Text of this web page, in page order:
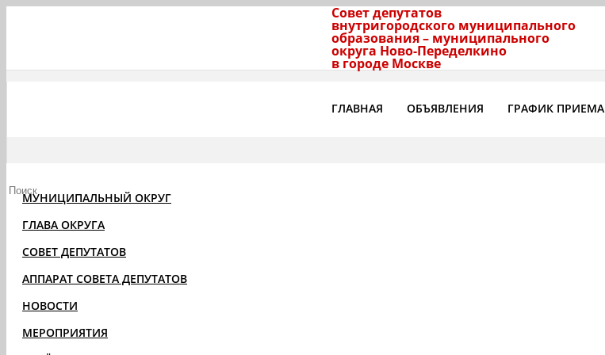
Совет депутатов
внутригородского муниципального
образования – муниципального
округа Ново-Переделкино
в городе Москве
ГЛАВНАЯ
ОБЪЯВЛЕНИЯ ГРАФИК ПРИЕМА
МУНИЦИПАЛЬНЫЙ ОКРУГ
ГЛАВА ОКРУГА
СОВЕТ ДЕПУТАТОВ
АППАРАТ СОВЕТА ДЕПУТАТОВ
НОВОСТИ
МЕРОПРИЯТИЯ